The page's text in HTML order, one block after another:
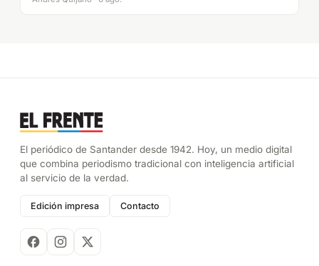
El periódico de Santander desde 1942. Hoy, un medio digital
que combina periodismo tradicional con inteligencia artificial
al servicio de la verdad.
Edición impresa Contacto